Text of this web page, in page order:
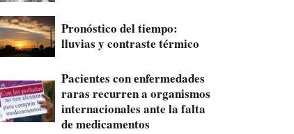
Pronóstico del tiempo:
lluvias y contraste térmico
Pacientes con enfermedades
raras recurren a organismos
internacionales ante la falta
de medicamentos